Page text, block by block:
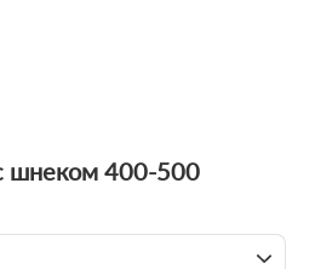
шнеком 400-500